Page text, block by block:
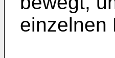
einzelnen